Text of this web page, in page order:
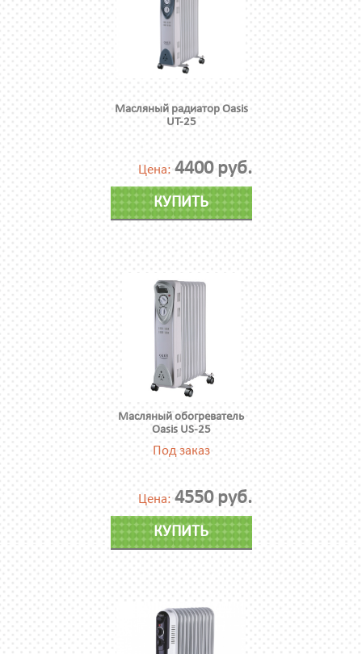
Масляный радиатор Oasis
UT-25
Цена: 4400 руб.
КУПИТЬ
Масляный обогреватель
Oasis US-25
Под заказ
Цена: 4550 руб.
КУПИТЬ